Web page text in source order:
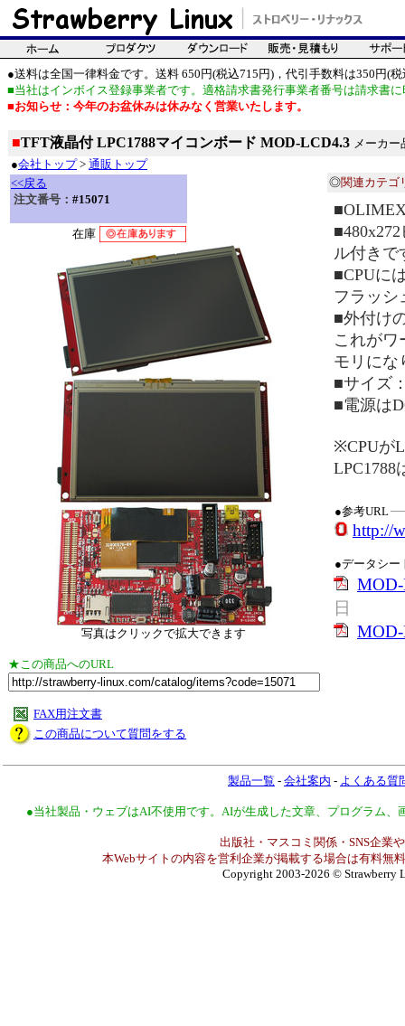
●送料は全国一律料金です。送料 650円(税込715円)，代引手数料は350円(税
■当社はインボイス登録事業者です。適格請求書発行事業者番号は請求書
■お知らせ：今年のお盆休みは休みなく営業いたします。
■TFT液晶付 LPC1788マイコンボード MOD-LCD4.3 メーカー
●会社トップ> 通販トップ
<<戻る
注文番号： #15071
在庫
写真はクリックで拡大できます
★この商品へのURL
FAX用注文書
この商品について質問をする
◎関連カテゴ
ル付きで
■CPUに
フラッシ
■外付け
これがワ
モリにな
■サイズ
■電源は
※CPUが
LPC1788
●参考URL
http://
●データシー
日
製品一覧 - 会社案内 - よくある質
●当社製品・ウェブはAI不使用です。AIが生成した文章、プログラム
出版社・マスコミ関係・SNS企業
本Webサイトの内容を営利企業が掲載する場合は有料無
Copyright 2003-2026 © Strawberry